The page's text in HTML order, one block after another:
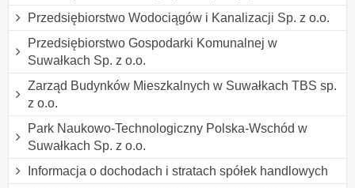
Przedsiębiorstwo Wodociągów i Kanalizacji Sp. z o.o.
Przedsiębiorstwo Gospodarki Komunalnej w
Suwałkach Sp. z o.o.
Zarząd Budynków Mieszkalnych w Suwałkach TBS sp.
z o.o.
Park Naukowo-Technologiczny Polska-Wschód w
Suwałkach Sp. z o.o.
Informacja o dochodach i stratach spółek handlowych